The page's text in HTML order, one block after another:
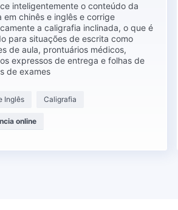
inteligentemente o conteúdo da
em chinês e inglês e corrige
a caligrafia inclinada, o que é
para situações de escrita como
de aula, prontuários médicos,
expressos de entrega e folhas de
de exames
Inglês Caligrafia
online